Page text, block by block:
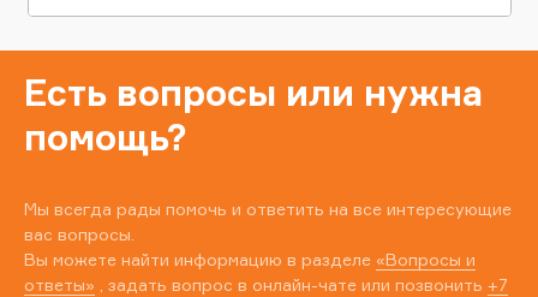
Есть вопросы или нужна
помощь?
Мы всегда рады помочь и ответить на все интересующие
вас вопросы.
Вы можете найти информацию в разделе «Вопросы и
ответы» , задать вопрос в онлайн-чате или позвонить +7